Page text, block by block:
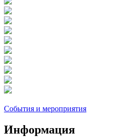
События и мероприятия
Информация